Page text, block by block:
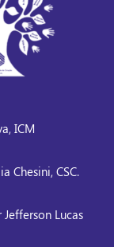
ICM
Chesini, CSC.
Lucas